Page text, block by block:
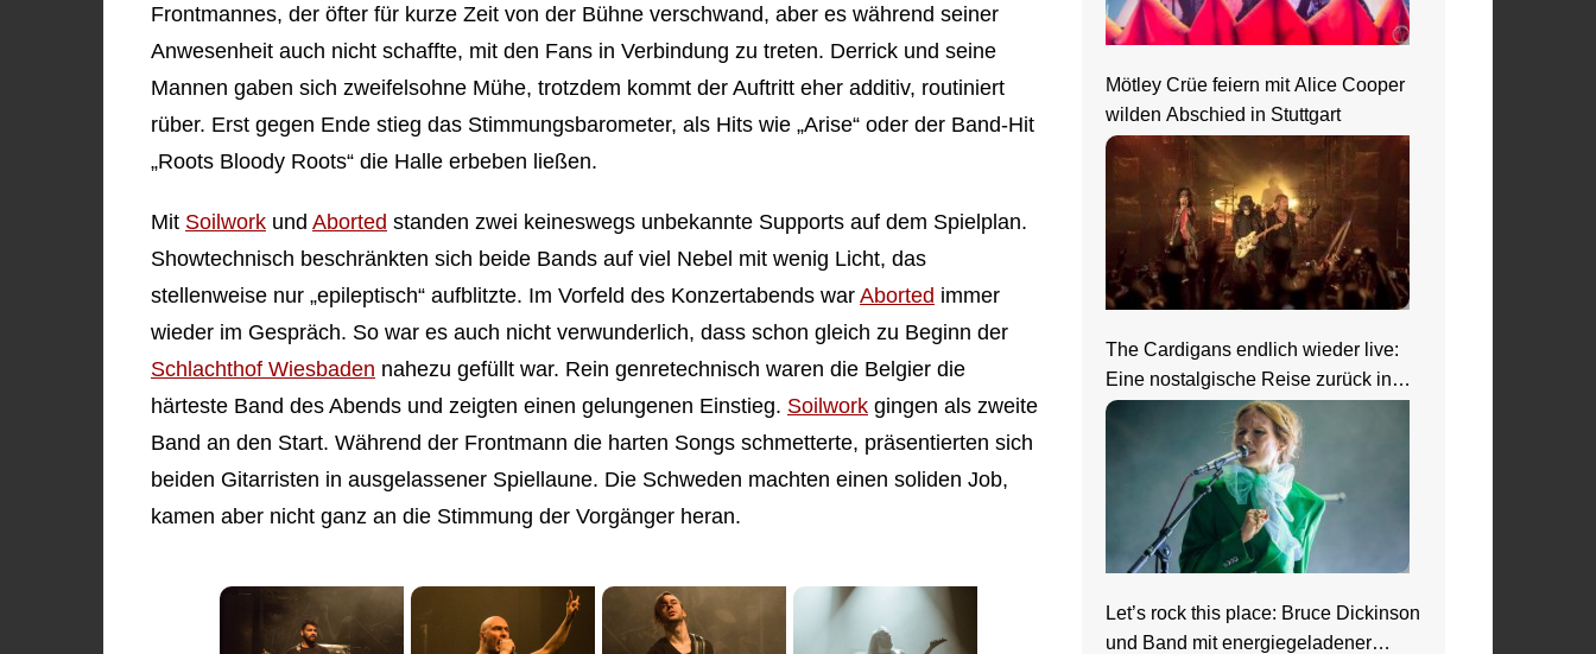
Frontmannes, der öfter für kurze Zeit von der Bühne verschwand, aber es während seiner
Anwesenheit auch nicht schaffte, mit den Fans in Verbindung zu treten. Derrick und seine
Mannen gaben sich zweifelsohne Mühe, trotzdem kommt der Auftritt eher additiv, routiniert
rüber. Erst gegen Ende stieg das Stimmungsbarometer, als Hits wie „Arise“ oder der Band-Hit
„Roots Bloody Roots“ die Halle erbeben ließen.
Mit Soilwork und Aborted standen zwei keineswegs unbekannte Supports auf dem Spielplan.
Showtechnisch beschränkten sich beide Bands auf viel Nebel mit wenig Licht, das
stellenweise nur „epileptisch“ aufblitzte. Im Vorfeld des Konzertabends war Aborted immer
wieder im Gespräch. So war es auch nicht verwunderlich, dass schon gleich zu Beginn der
Schlachthof Wiesbaden nahezu gefüllt war. Rein genretechnisch waren die Belgier die
härteste Band des Abends und zeigten einen gelungenen Einstieg. Soilwork gingen als zweite
Band an den Start. Während der Frontmann die harten Songs schmetterte, präsentierten sich
beiden Gitarristen in ausgelassener Spiellaune. Die Schweden machten einen soliden Job,
kamen aber nicht ganz an die Stimmung der Vorgänger heran.
Mötley Crüe feiern mit Alice Cooper
wilden Abschied in Stuttgart
The Cardigans endlich wieder live:
Eine nostalgische Reise zurück in
die 90er beim Zeltfestival Rhein-
Let’s rock this place: Bruce Dickinson
und Band mit energiegeladener